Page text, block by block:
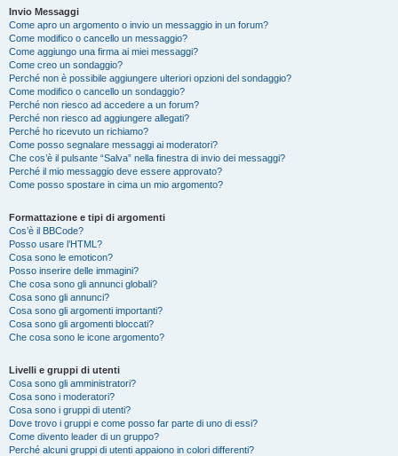
Invio Messaggi
Come apro un argomento o invio un messaggio in un forum?
Come modifico o cancello un messaggio?
Come aggiungo una firma ai miei messaggi?
Come creo un sondaggio?
Perché non è possibile aggiungere ulteriori opzioni del sondaggio?
Come modifico o cancello un sondaggio?
Perché non riesco ad accedere a un forum?
Perché non riesco ad aggiungere allegati?
Perché ho ricevuto un richiamo?
Come posso segnalare messaggi ai moderatori?
Che cos’è il pulsante “Salva” nella finestra di invio dei messaggi?
Perché il mio messaggio deve essere approvato?
Come posso spostare in cima un mio argomento?
Formattazione e tipi di argomenti
Cos’è il BBCode?
Posso usare l’HTML?
Cosa sono le emoticon?
Posso inserire delle immagini?
Che cosa sono gli annunci globali?
Cosa sono gli annunci?
Cosa sono gli argomenti importanti?
Cosa sono gli argomenti bloccati?
Che cosa sono le icone argomento?
Livelli e gruppi di utenti
Cosa sono gli amministratori?
Cosa sono i moderatori?
Cosa sono i gruppi di utenti?
Dove trovo i gruppi e come posso far parte di uno di essi?
Come divento leader di un gruppo?
Perché alcuni gruppi di utenti appaiono in colori differenti?